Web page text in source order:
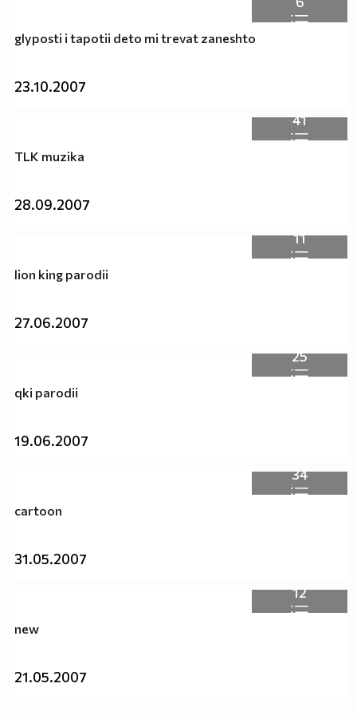
поради неясни за мен причини ... За това защо просто
не ме оставите на мира?! Намерете си друга работа,
само мене не занимавайте! Друго няма какво да кажа
Тоби ще помоли всички зяпачи на профила на Тоби да
glyposti i tapotii deto mi trevat zaneshto
23.10.2007
41
TLK muzika
28.09.2007
11
lion king parodii
27.06.2007
25
qki parodii
19.06.2007
34
cartoon
31.05.2007
12
new
21.05.2007